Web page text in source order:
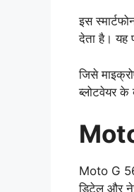
इस
देता है।
जिसे
ब्लोटवेयर के
Moto G
डिटेल और